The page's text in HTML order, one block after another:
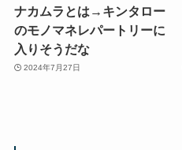
ナカムラとは→キンタロー
のモノマネレパートリーに
入りそうだな
2024年7月27日